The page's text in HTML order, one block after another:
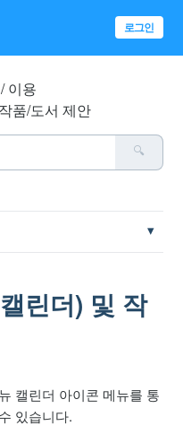
로그인
이용
품/도서 제안
린더) 및 작
캘린더 아이콘 메뉴를 통
있습니다.